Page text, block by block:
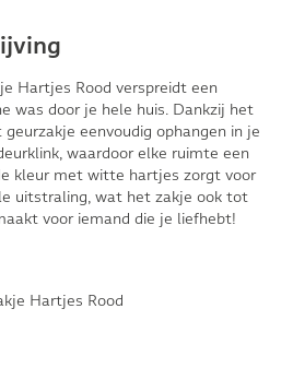
Hartjes Rood verspreidt een
was door je hele huis. Dankzij het
eenvoudig ophangen in je
waardoor elke ruimte een
kleur met witte hartjes zorgt voor
uitstraling, wat het zakje ook tot
voor iemand die je liefhebt!
Hartjes Rood